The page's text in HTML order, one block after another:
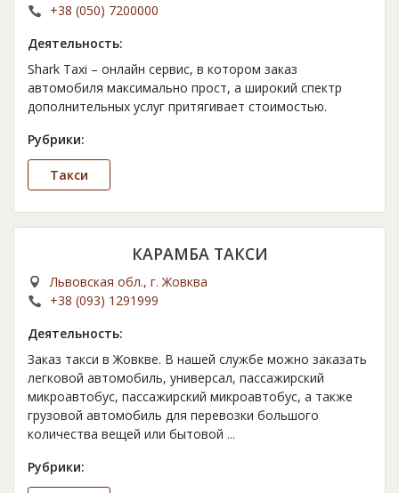
+38 (050) 7200000
Деятельность:
Shark Taxi – онлайн сервис, в котором заказ
автомобиля максимально прост, а широкий спектр
дополнительных услуг притягивает стоимостью.
Рубрики:
Такси
КАРАМБА ТАКСИ
Львовская обл., г. Жовква
+38 (093) 1291999
Деятельность:
Заказ такси в Жовкве. В нашей службе можно заказать
легковой автомобиль, универсал, пассажирский
микроавтобус, пассажирский микроавтобус, а также
грузовой автомобиль для перевозки большого
количества вещей или бытовой ...
Рубрики: